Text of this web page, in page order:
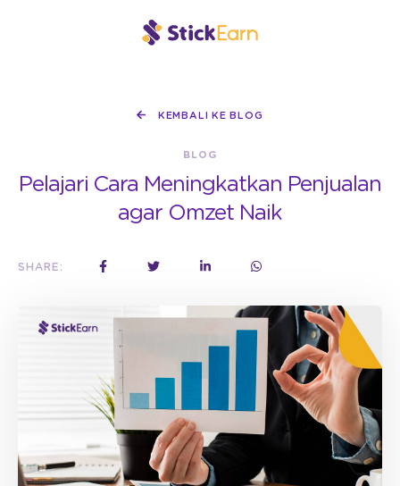
KEMBALI KE BLOG
BLOG
Pelajari Cara Meningkatkan Penjualan
agar Omzet Naik
SHARE: